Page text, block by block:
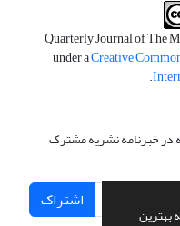
بهترین
Quarterly Journal of The
under aCreative
.
در خبرنامه نشریه مشترک
اشتراک